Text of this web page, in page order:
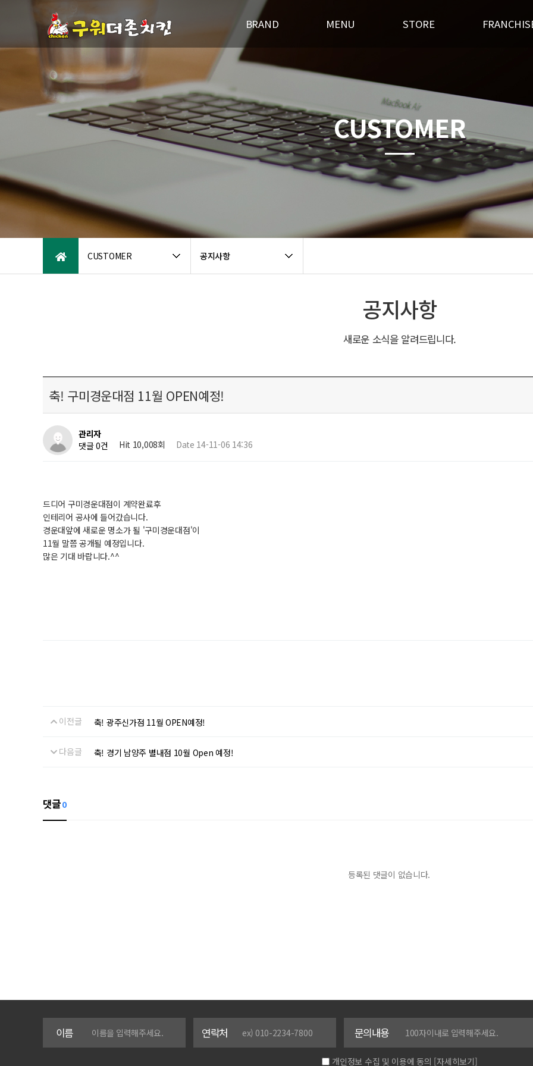
BRAND
브랜드스토리
패밀리브랜드소개
오시는 길
MENU
오븐구이
STORE
인테리어
창업상담
CUSTOMER 공지사항
CUSTOMER
공지사항
새로운 소식을 알려드립니다.
축! 구미경운대점 11월 OPEN예정!
관리자
댓글 0건
Hit 10,008회 Date 14-11-06 14:36
드디어 구미경운대점이 계약완료후
인테리어 공사에 들어갔습니다.
경운대앞에 새로운 명소가 될 '구미경운대점'이
11월 말쯤 공개될 예정입니다.
많은 기대 바랍니다.^^
이전글 축! 광주신가점 11월 OPEN예정!
다음글 축! 경기 남양주 별내점 10월 Open 예정!
댓글0
등록된 댓글이 없습니다.
이름 연락처 문의내용
개인정보 수집 및 이용에 동의 [자세히보기]